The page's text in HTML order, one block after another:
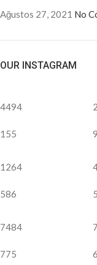
Ağustos 27, 2021 No
OUR INSTAGRAM
4494
155
1264
586
7484
775